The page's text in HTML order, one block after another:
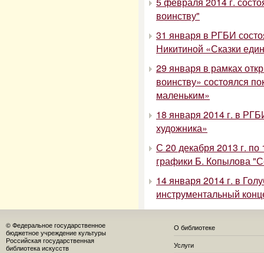
воинству"
31 января в РГБИ
Никитиной «Сказки
29 января в рамках
воинству» состоялся
маленьким»
18 января 2014 г. в
художника»
С 20 декабря 2013 г. по
графики Б. Копылова
14 января 2014 г. в
инструментальный
© Федеральное государственное
бюджетное учреждение культуры
Российская государственная
библиотека искусств
О библиотеке
Услуги